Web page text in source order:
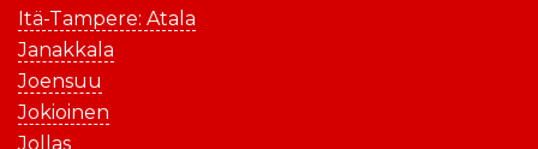
Itä-Tampere: Atala
Janakkala
Joensuu
Jokioinen
Jollas